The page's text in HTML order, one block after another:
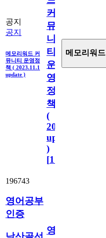
공지
공지
메모리워드 커
뮤니티 운영정
책 ( 2023.11.1
update )
커
뮤
니
티
운
영
정
책
(
2023.11.1
update
)
[110
메모리워드
196743
영어공부
인증
영